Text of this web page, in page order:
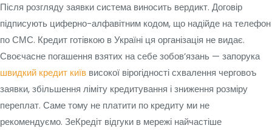
Після розгляду заявки система виносить вердикт. Договір
підписують циферно-алфавітним кодом, що надійде на телефон
по СМС. Кредит готівкою в Україні ця організація не видає.
Своєчасне погашення взятих на себе зобов’язань — запорука
швидкий кредит київ високої вірогідності схвалення черговоъ
заявки, збільшення ліміту кредитування і зниження розміру
переплат. Саме тому не платити по кредиту ми не
рекомендуємо. ЗеКредіт відгуки в мережі найчастіше